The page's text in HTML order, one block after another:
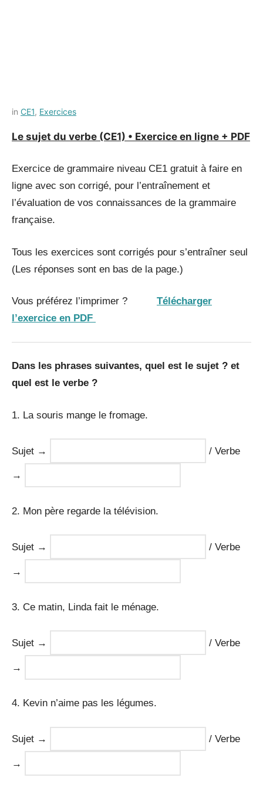
Posted
8
2021
by
rapide
in CE1, Exercices
Le sujet du verbe (CE1) • Exercice en ligne + PDF
Exercice de grammaire niveau CE1 gratuit à faire en
ligne avec son corrigé, pour l’entraînement et
l’évaluation de vos connaissances de la grammaire
française.
Tous les exercices sont corrigés pour s’entraîner seul
(Les réponses sont en bas de la page.)
Vous préférez l’imprimer ? Télécharger
l’exercice en PDF
Dans les phrases suivantes, quel est le sujet ? et
quel est le verbe ?
1. La souris mange le fromage.
Sujet → / Verbe
→
2. Mon père regarde la télévision.
Sujet → / Verbe
→
3. Ce matin, Linda fait le ménage.
Sujet → / Verbe
→
4. Kevin n’aime pas les légumes.
Sujet → / Verbe
→